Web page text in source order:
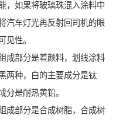
，如果将玻璃珠混入涂料中
汽车灯光再反射回司机的眼
见性。
成部分是着颜料，划线涂料
两种，白的主要成分是钛
分是耐热黄铅。
成部分是合成树脂，合成树